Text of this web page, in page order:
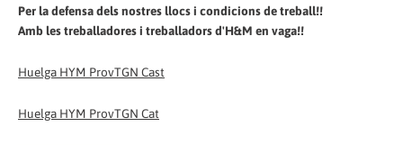
Per la defensa dels nostres llocs i condicions de treball!!
Amb les treballadores i treballadors d'H&M en vaga!!
Huelga HYM ProvTGN Cast
Huelga HYM ProvTGN Cat